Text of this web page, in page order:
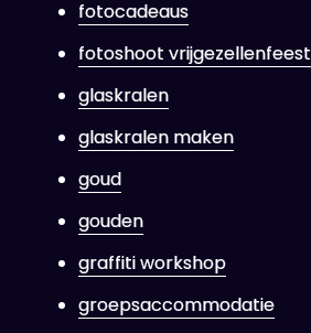
fotocadeaus
fotoshoot vrijgezellenfeest
glaskralen
glaskralen maken
goud
gouden
graffiti workshop
groepsaccommodatie